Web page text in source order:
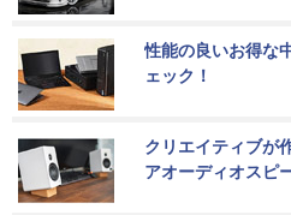
性能の良いお得な
ェック！
クリエイティブが
アオーディオスピ